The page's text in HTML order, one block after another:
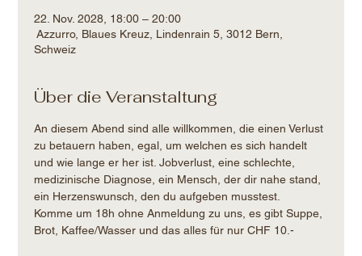
22. Nov. 2028, 18:00 – 20:00
Azzurro, Blaues Kreuz, Lindenrain 5, 3012 Bern,
Schweiz
Über die Veranstaltung
An diesem Abend sind alle willkommen, die einen Verlust
zu betauern haben, egal, um welchen es sich handelt
und wie lange er her ist. Jobverlust, eine schlechte,
medizinische Diagnose, ein Mensch, der dir nahe stand,
ein Herzenswunsch, den du aufgeben musstest.
Komme um 18h ohne Anmeldung zu uns, es gibt Suppe,
Brot, Kaffee/Wasser und das alles für nur CHF 10.-